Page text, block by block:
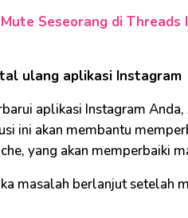
Seseorang di Threads
ulang aplikasi Instagram
aplikasi Instagram
ini akan membantu
yang akan memperbaiki
masalah berlanjut setelah